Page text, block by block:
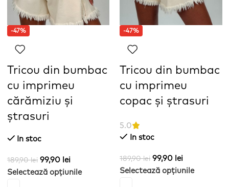
-47%
Tricou din bumbac
cu imprimeu
cărămiziu și
ștrasuri
In stoc
189,90lei 99,90 lei
Selectează opțiunile
-47%
Tricou din bumbac
cu imprimeu
copac și ștrasuri
5.0
In stoc
189,90lei 99,90 lei
Selectează opțiunile